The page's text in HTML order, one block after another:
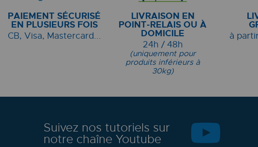
PAIEMENT SÉCURISÉ
EN PLUSIEURS FOIS
CB, Visa, Mastercard...
LIVRAISON EN
POINT-RELAIS OU À
DOMICILE
24h / 48h
(uniquement pour
produits inférieurs à
30kg)
à
Suivez nos tutoriels sur
notre chaîne Youtube